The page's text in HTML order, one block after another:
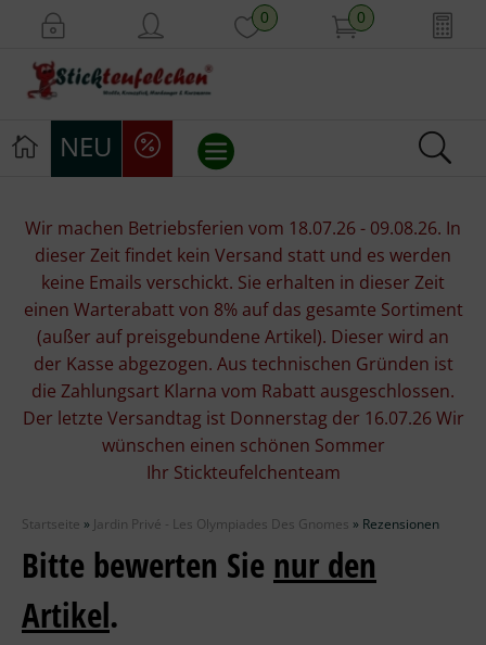
0 0
NEU
Stickpackungen
Stickgarne
Stoffe
Mill Hill Beads
Stricknadeln
Wir machen Betriebsferien vom 18.07.26 - 09.08.26. In
dieser Zeit findet kein Versand statt und es werden
keine Emails verschickt. Sie erhalten in dieser Zeit
einen Warterabatt von 8% auf das gesamte Sortiment
(außer auf preisgebundene Artikel). Dieser wird an
der Kasse abgezogen. Aus technischen Gründen ist
die Zahlungsart Klarna vom Rabatt ausgeschlossen.
Der letzte Versandtag ist Donnerstag der 16.07.26 Wir
wünschen einen schönen Sommer
Ihr Stickteufelchenteam
Startseite » Jardin Privé - Les Olympiades Des Gnomes » Rezensionen
Bitte bewerten Sie nur den
Artikel.